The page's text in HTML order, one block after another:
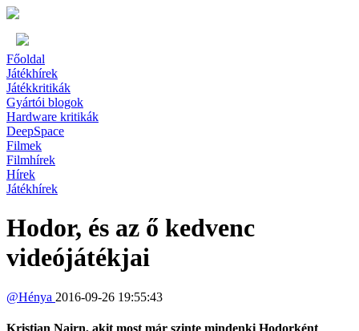
Főoldal
Játékhírek
Játékkritikák
Gyártói blogok
Hardware kritikák
DeepSpace
Filmek
Filmhírek
Hírek
Játékhírek
Hodor, és az ő kedvenc
videójátékjai
@Hénya 2016-09-26 19:55:43